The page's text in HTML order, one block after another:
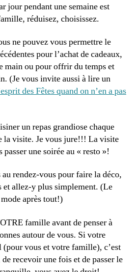
jour pendant une semaine est
réduisez, choisissez.
ne pouvez vous permettre le
pour l’achat de cadeaux,
main ou pour offrir du temps et
(Je vous invite aussi à lire un
des Fêtes quand on n’en a pas
un repas grandiose chaque
la visite. Je vous jure!!! La visite
une soirée au « resto »!
au rendez-vous pour faire la déco,
et allez-y plus simplement. (Le
après tout!)
famille avant de penser à
autour de vous. Si votre
(pour vous et votre famille), c’est
recevoir une fois et de passer le